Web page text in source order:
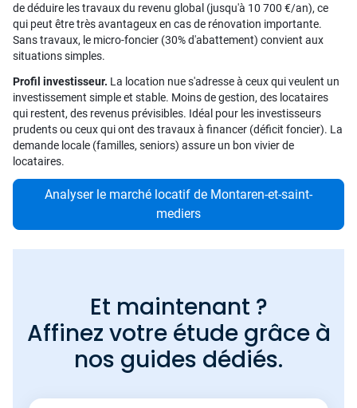
de déduire les travaux du revenu global (jusqu'à 10 700 €/an), ce
qui peut être très avantageux en cas de rénovation importante.
Sans travaux, le micro-foncier (30% d'abattement) convient aux
situations simples.
Profil investisseur. La location nue s'adresse à ceux qui veulent un
investissement simple et stable. Moins de gestion, des locataires
qui restent, des revenus prévisibles. Idéal pour les investisseurs
prudents ou ceux qui ont des travaux à financer (déficit foncier). La
demande locale (familles, seniors) assure un bon vivier de
locataires.
Analyser le marché locatif de Montaren-et-saint-
mediers
Et maintenant ?
Affinez votre étude grâce à
nos guides dédiés.